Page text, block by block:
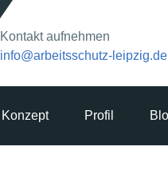
Kontakt aufnehmen
info@arbeitsschutz-leipzig.de
Konzept Profil